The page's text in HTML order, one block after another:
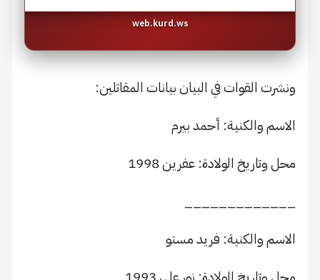
web.kurd.ws
ونشرت القوات في البيان بيانات المقاتلين:
الاسم والكنية: أحمد بيرم
محل وتاريخ الولادة: عفرين 1998
الاسم والكنية: فريد مستو